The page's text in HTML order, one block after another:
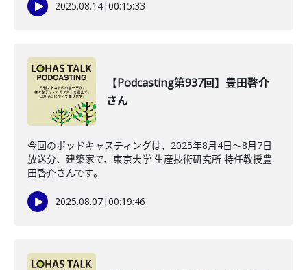
2025.08.14|00:15:33
【Podcasting第937回】豊田啓介
さん
今回のポッドキャスティングは、2025年8月4日〜8月7日
放送分、建築家で、東京大学 生産技術研究所 特任教授豊
田啓介さんです。
2025.08.07|00:19:46